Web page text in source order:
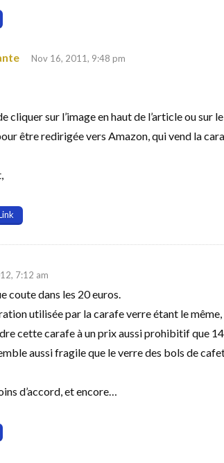
Nov 16, 2011, 9:48 pm
cliquer sur l’image en haut de l’article ou sur
être redirigée vers Amazon, qui vend la
7:12 am
coute dans les 20 euros.
utilisée par la carafe verre étant le
cette carafe à un prix aussi prohibitif que
aussi fragile que le verre des bols de
d’accord, et encore…